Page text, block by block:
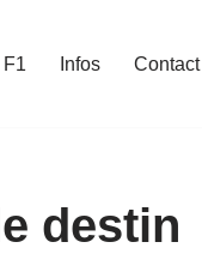
Infos Contact
destin